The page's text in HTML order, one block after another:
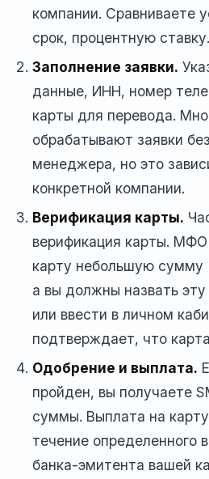
компании. Сравниваете
срок, процентную ставку.
Заполнение заявки.
данные, ИНН, номер
карты для перевода.
обрабатывают заявки
менеджера, но это
конкретной компании.
Верификация карты.
верификация карты. МФО
карту небольшую сумму
а вы должны назвать
или ввести в личном
подтверждает, что
Одобрение и выплата.
пройден, вы получаете
суммы. Выплата на
течение определенного
банка-эмитента вашей